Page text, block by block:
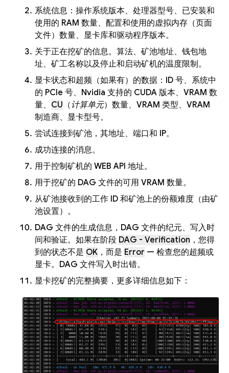
系统信息：操作系统版本、处理器型号、已安装和
使用的 RAM 数量、配置和使用的虚拟内存（页面
文件）数量、显卡库和驱动程序版本。
关于正在挖矿的信息。算法、矿池地址、钱包地
址、矿工名称以及停止和启动矿机的温度限制。
显卡状态和超频（如果有）的数据：ID 号、系统中
的 PCIe 号、Nvidia 支持的 CUDA 版本、VRAM 数
量、 CU （ 计算单元）数量、VRAM 类型、VRAM
制造商、显卡型号。
尝试连接到矿池，其地址、端口和 IP。
成功连接的消息。
用于控制矿机的 WEB API 地址。
用于挖矿的 DAG 文件的可用 VRAM 数量。
从矿池接收到的工作 ID 和矿池上的份额难度（由矿
池设置）。
DAG 文件的生成信息，DAG 文件的纪元、写入时
间和验证。如果在阶段 DAG - Verification ，您得
到的状态不是 OK ，而是 Error — 检查您的超频或
显卡。DAG 文件写入时出错。
显卡挖矿的完整摘要，更多详细信息如下：